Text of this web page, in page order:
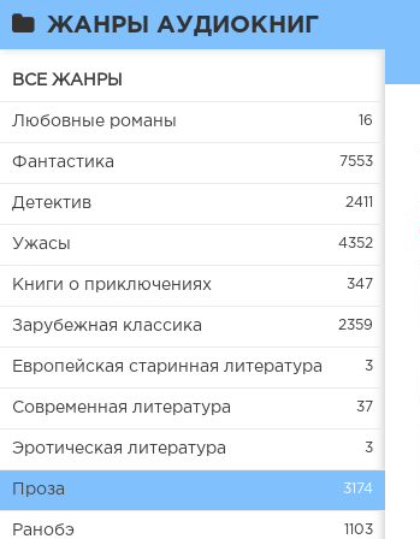
ЖАНРЫ АУДИОКНИГ
ВСЕ ЖАНРЫ
Любовные романы 16
Фантастика 7553
Детектив 2411
Ужасы 4352
Книги о приключениях 347
Зарубежная классика 2359
Европейская старинная литература 3
Современная литература 37
Эротическая литература 3
Проза 3174
Ранобэ 1103